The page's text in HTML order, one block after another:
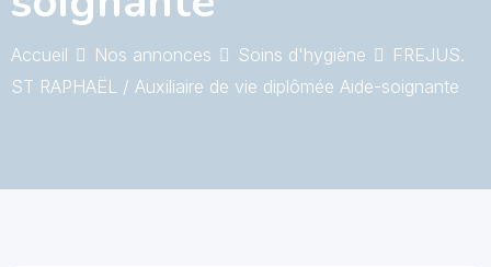
Accueil Nos annonces Soins d'hygiène
FREJUS.
ST RAPHAËL / Auxiliaire de vie diplômée Aide-soignante